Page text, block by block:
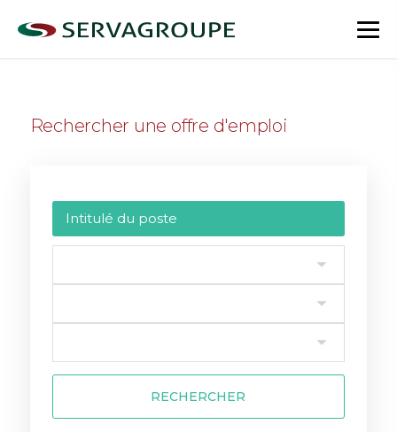
Rechercher une offre d'emploi
RECHERCHER